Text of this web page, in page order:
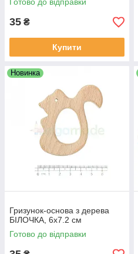
35 ₴
Купити
Новинка
Гризунок-основа з дерева
БІЛОЧКА, 6х7.2 см
Готово до відправки